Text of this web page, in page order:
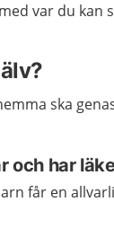
var du kan
ska
och har
får en